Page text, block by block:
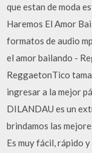
que estan de moda
Haremos El Amor
formatos de audio
el amor bailando -
ReggaetonTico
ingresar a la mejor
DILANDAU es un
brindamos las
Es muy fácil, rápido